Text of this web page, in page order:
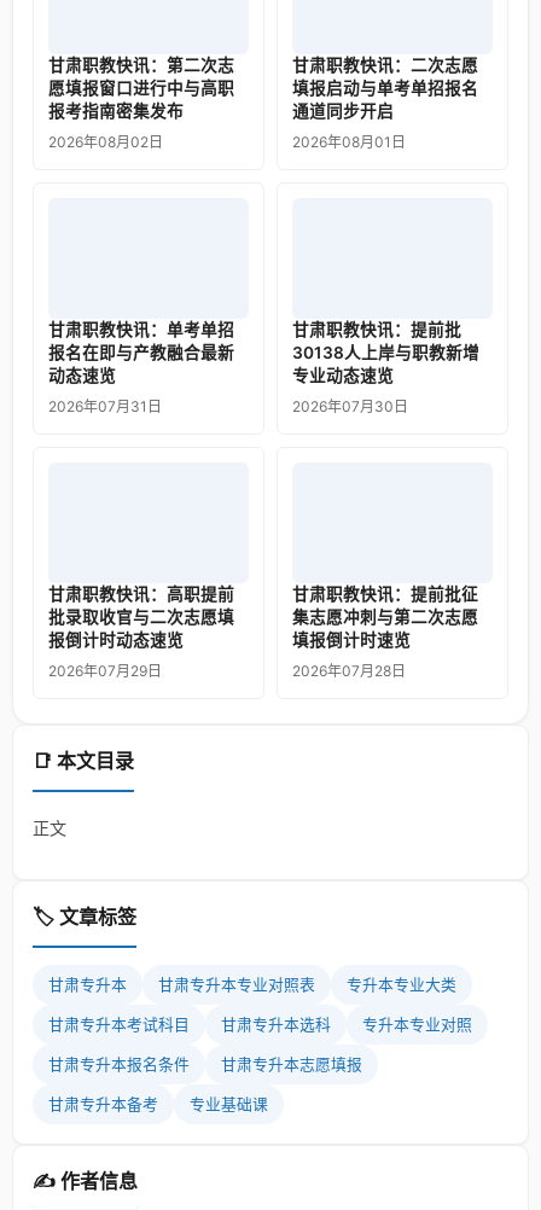
📑 本文目录
正文
🏷️ 文章标签
甘肃专升本 甘肃专升本专业对照表 专升本专业大类
甘肃专升本考试科目 甘肃专升本选科 专升本专业对照
甘肃专升本报名条件 甘肃专升本志愿填报
甘肃专升本备考 专业基础课
✍️ 作者信息
甘肃职教快讯：第二次志
愿填报窗口进行中与高职
报考指南密集发布
2026年08月02日
甘肃职教快讯：二次志愿
填报启动与单考单招报名
通道同步开启
2026年08月01日
甘肃职教快讯：单考单招
报名在即与产教融合最新
动态速览
2026年07月31日
甘肃职教快讯：提前批
30138人上岸与职教新增
专业动态速览
2026年07月30日
甘肃职教快讯：高职提前
批录取收官与二次志愿填
报倒计时动态速览
2026年07月29日
甘肃职教快讯：提前批征
集志愿冲刺与第二次志愿
填报倒计时速览
2026年07月28日